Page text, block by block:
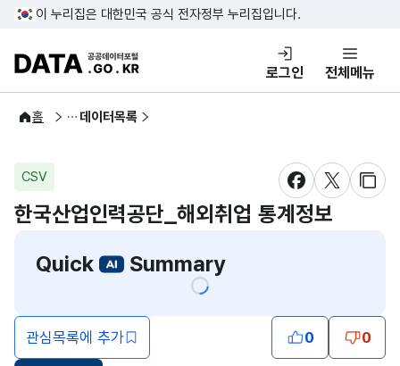
콘텐츠 바로가기
푸터 바로가기
이 누리집은 대한민국 공식 전자정부 누리집입니다.
DATA.GO.KR 공공데이터포털
로그인 전체메뉴
홈
공공데이터 데이터목록
CSV
새창 열림새창 열림
새창
한국산업인력공단_해외취업 통계정보
Quick
Summary
관심목록에 추가 0 0